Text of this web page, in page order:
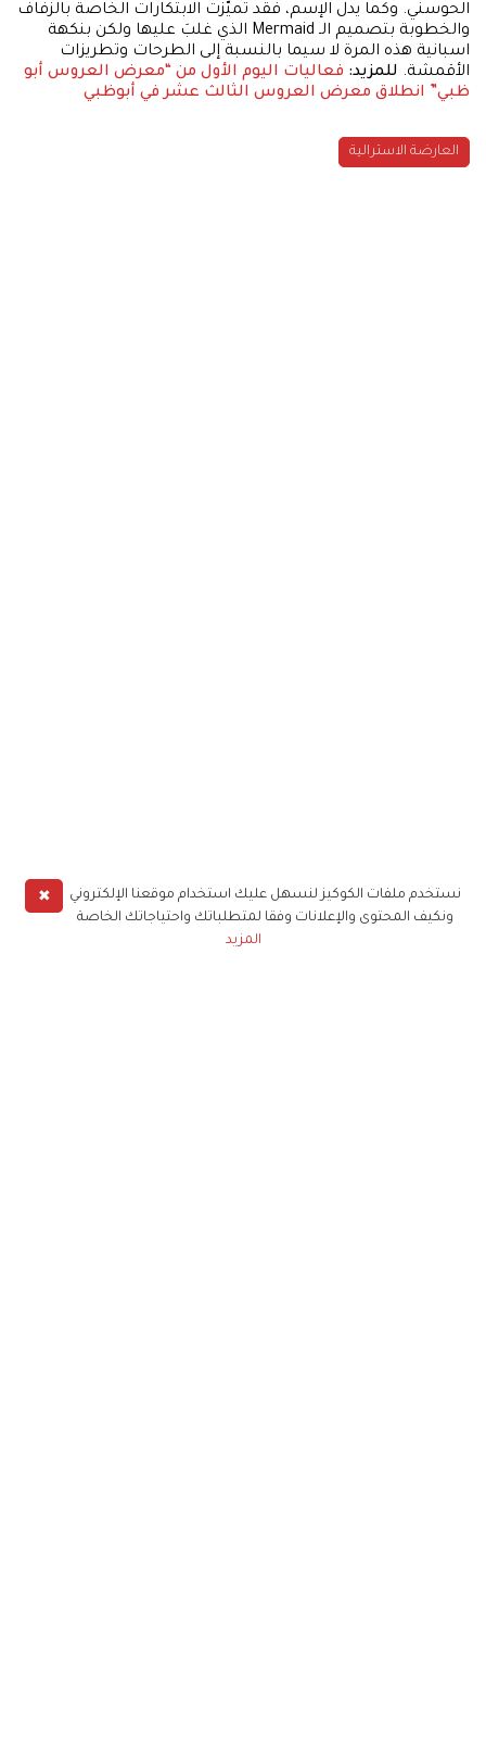
الحوسني. وكما يدل الإسم، فقد تميّزت الابتكارات الخاصة بالزفاف
والخطوبة بتصميم الـ Mermaid الذي غلبَ عليها ولكن بنكهة
اسبانية هذه المرة لا سيما بالنسبة إلى الطرحات وتطريزات
الأقمشة. للمزيد: فعاليات اليوم الأول من “معرض العروس أبو
ظبي” انطلاق معرض العروس الثالث عشر في أبوظبي
العارضة الاسترالية
✖
نستخدم ملفات الكوكيز لنسهل عليك استخدام موقعنا الإلكتروني
ونكيف المحتوى والإعلانات وفقا لمتطلباتك واحتياجاتك الخاصة
المزيد